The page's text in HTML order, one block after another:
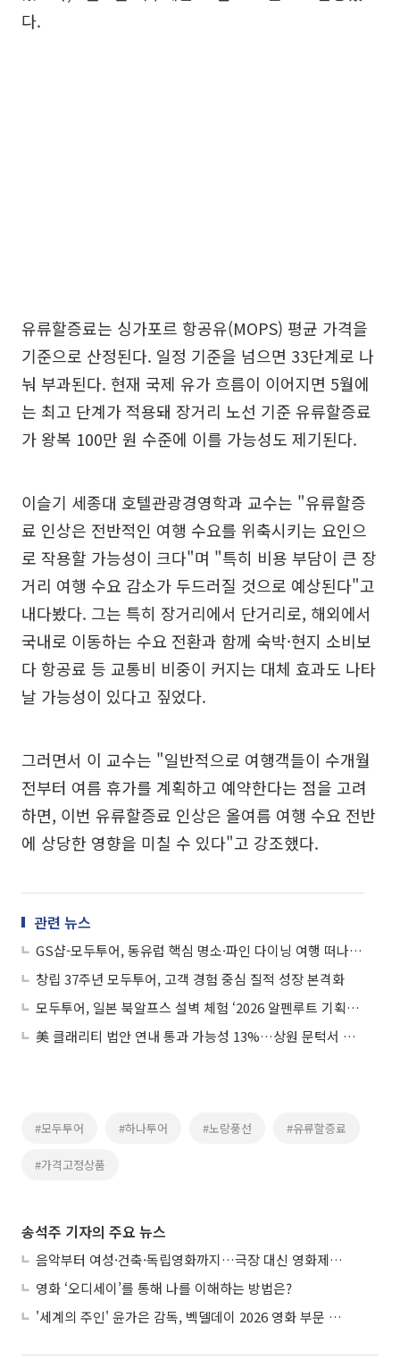
다.
유류할증료는 싱가포르 항공유(MOPS) 평균 가격을
기준으로 산정된다. 일정 기준을 넘으면 33단계로 나
눠 부과된다. 현재 국제 유가 흐름이 이어지면 5월에
는 최고 단계가 적용돼 장거리 노선 기준 유류할증료
가 왕복 100만 원 수준에 이를 가능성도 제기된다.
이슬기 세종대 호텔관광경영학과 교수는 "유류할증
료 인상은 전반적인 여행 수요를 위축시키는 요인으
로 작용할 가능성이 크다"며 "특히 비용 부담이 큰 장
거리 여행 수요 감소가 두드러질 것으로 예상된다"고
내다봤다. 그는 특히 장거리에서 단거리로, 해외에서
국내로 이동하는 수요 전환과 함께 숙박·현지 소비보
다 항공료 등 교통비 비중이 커지는 대체 효과도 나타
날 가능성이 있다고 짚었다.
그러면서 이 교수는 "일반적으로 여행객들이 수개월
전부터 여름 휴가를 계획하고 예약한다는 점을 고려
하면, 이번 유류할증료 인상은 올여름 여행 수요 전반
에 상당한 영향을 미칠 수 있다"고 강조했다.
관련 뉴스
GS샵-모두투어, 동유럽 핵심 명소·파인 다이닝 여행 떠나세요
창립 37주년 모두투어, 고객 경험 중심 질적 성장 본격화
모두투어, 일본 북알프스 설벽 체험 ‘2026 알펜루트 기획전’ 선봬
美 클래리티 법안 연내 통과 가능성 13%…상원 문턱서 제동
#모두투어 #하나투어 #노랑풍선 #유류할증료
#가격고정상품
송석주 기자의 주요 뉴스
음악부터 여성·건축·독립영화까지…극장 대신 영화제로 즐기는 스크린 여행
영화 ‘오디세이’를 통해 나를 이해하는 방법은?
'세계의 주인' 윤가은 감독, 벡델데이 2026 영화 부문 벡델리안 감독 선정